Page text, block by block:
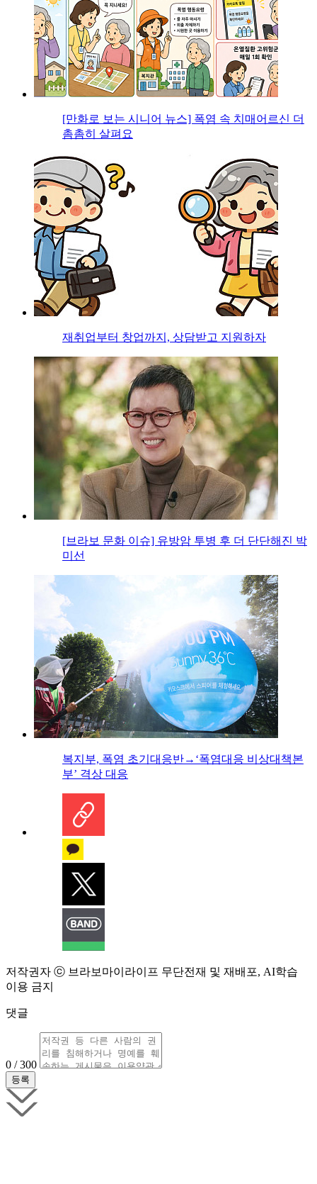
[만화로 보는 시니어 뉴스] 폭염 속 치매어르신 더
촘촘히 살펴요
재취업부터 창업까지, 상담받고 지원하자
[브라보 문화 이슈] 유방암 투병 후 더 단단해진 박
미선
복지부, 폭염 초기대응반→‘폭염대응 비상대책본
부’ 격상 대응
저작권자 ⓒ 브라보마이라이프 무단전재 및 재배포, AI학습
이용 금지
댓글
0 / 300